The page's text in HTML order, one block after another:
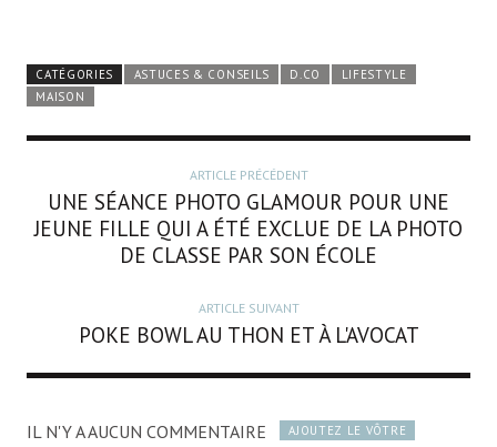
CATÉGORIES ASTUCES & CONSEILS D.CO
LIFESTYLE
MAISON
ARTICLE PRÉCÉDENT
UNE SÉANCE PHOTO GLAMOUR POUR UNE
JEUNE FILLE QUI A ÉTÉ EXCLUE DE LA PHOTO
DE CLASSE PAR SON ÉCOLE
ARTICLE SUIVANT
POKE BOWL AU THON ET À L'AVOCAT
IL N'Y A AUCUN COMMENTAIRE AJOUTEZ LE VÔTRE